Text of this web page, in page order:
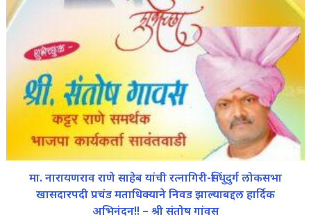
मा. नारायणराव राणे साहेब यांची रत्नागिरी-सिंधुदुर्ग लोकसभा
खासदारपदी प्रचंड मताधिक्याने निवड झाल्याबद्दल हार्दिक
अभिनंदन!! – श्री संतोष गांवस